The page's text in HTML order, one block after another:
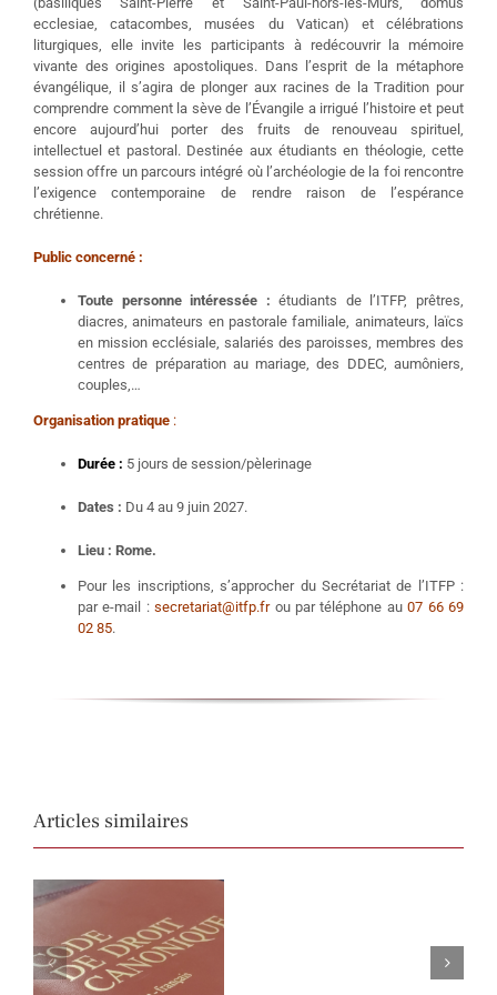
ecclesiae, catacombes, musées du Vatican) et célébrations
liturgiques, elle invite les participants à redécouvrir la mémoire
vivante des origines apostoliques. Dans l’esprit de la métaphore
évangélique, il s’agira de plonger aux racines de la Tradition pour
comprendre comment la sève de l’Évangile a irrigué l’histoire et peut
encore aujourd’hui porter des fruits de renouveau spirituel,
intellectuel et pastoral. Destinée aux étudiants en théologie, cette
session offre un parcours intégré où l’archéologie de la foi rencontre
l’exigence contemporaine de rendre raison de l’espérance
chrétienne.
Public concerné :
Toute personne intéressée : étudiants de l’ITFP, prêtres,
diacres, animateurs en pastorale familiale, animateurs, laïcs
en mission ecclésiale, salariés des paroisses, membres des
centres de préparation au mariage, des DDEC, aumôniers,
couples,…
Organisation pratique:
Durée : 5 jours de session/pèlerinage
Dates : Du 4 au 9 juin 2027.
Lieu : Rome.
Pour les inscriptions, s’approcher du Secrétariat de l’ITFP :
par e-mail :secretariat@itfp.frou par téléphone au07 66 69
02 85.
Articles similaires
Eschatologie
Exégèse